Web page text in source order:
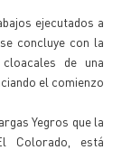
ejecutados a
concluye con la
de una
el comienzo
Yegros que la
Colorado, está